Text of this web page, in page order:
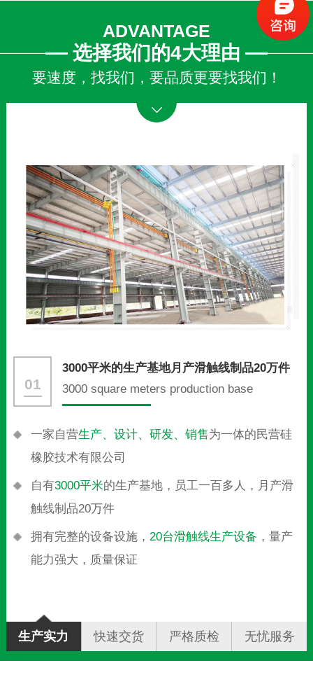
ADVANTAGE
选择我们的4大理由
要速度，找我们，要品质更要找我们！
02
当天打样，3天即可交货
Delivery in 3 days
拥有专业的生产制作体系，能做到当天打样，3天即
可交货
拥有一批5年以上的优秀生产员工及一线技术人才，
效率快，品质高
量大从优，可由经验丰富的模具工程师免费为你开
模定制
生产实力 快速交货 严格质检 无忧服务